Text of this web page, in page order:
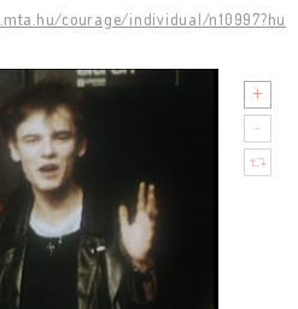
courage/individual/n10997?hu